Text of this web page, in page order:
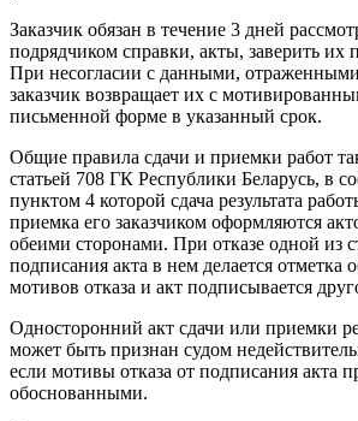
Заказчик обязан в течение 3 дней
подрядчиком справки, акты, заверить их
При несогласии с данными, отраженными
заказчик возвращает их с
письменной форме в указанный срок.
Общие правила сдачи и приемки работ
статьей 708 ГК Республики Беларусь, в
пунктом 4 которой сдача результата
приемка его заказчиком оформляются
обеими сторонами. При отказе одной из
подписания акта в нем делается отметка
мотивов отказа и акт подписывается
Односторонний акт сдачи или приемки
может быть признан судом
если мотивы отказа от подписания акта
обоснованными.